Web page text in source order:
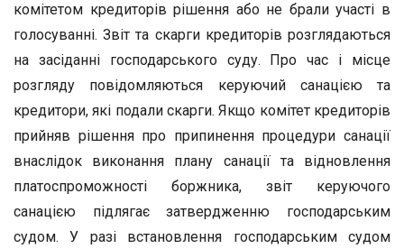
комітетом кредиторів рішення або не брали участі в
голосуванні. Звіт та скарги кредиторів розглядаються
на засіданні господарського суду. Про час і місце
розгляду повідомляються керуючий санацією та
кредитори, які подали скарги. Якщо комітет кредиторів
прийняв рішення про припинення процедури санації
внаслідок виконання плану санації та відновлення
платоспроможності боржника, звіт керуючого
санацією підлягає затвердженню господарським
судом. У разі встановлення господарським судом